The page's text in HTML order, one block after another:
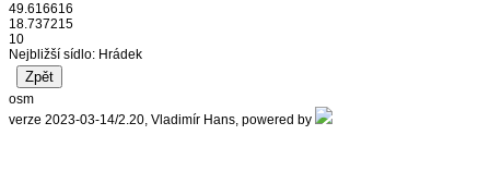
49.616616
18.737215
10
Nejbližší sídlo: Hrádek
osm
verze 2023-03-14/2.20, Vladimír Hans, powered by